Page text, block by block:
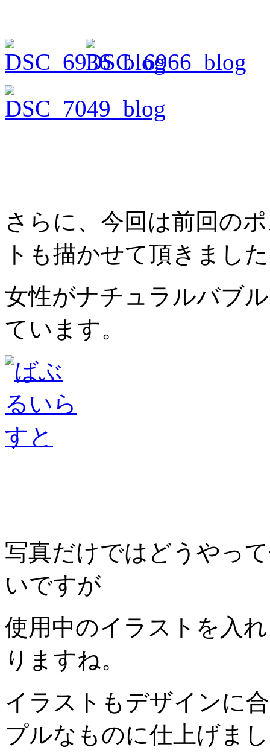
さらに、今回は前回の
トも描かせて頂きまし
女性がナチュラルバブ
ています。
写真だけではどうやっ
いですが
使用中のイラストを入
りますね。
イラストもデザインに
プルなものに仕上げま